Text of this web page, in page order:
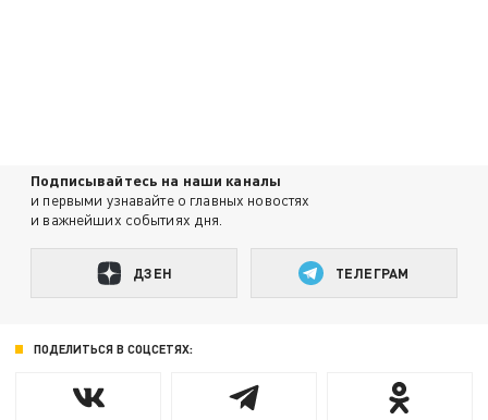
Подписывайтесь на наши каналы
и первыми узнавайте о главных новостях
и важнейших событиях дня.
ДЗЕН ТЕЛЕГРАМ
ПОДЕЛИТЬСЯ В СОЦСЕТЯХ: